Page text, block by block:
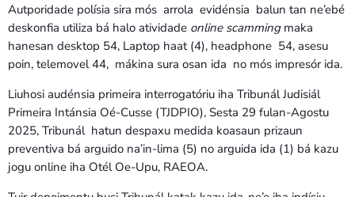
Autporidade polísia sira mós arrola evidénsia balun tan ne’ebé
deskonfia utiliza bá halo atividade online scammingmaka
hanesan desktop 54, Laptop haat (4), headphone 54, asesu
poin, telemovel 44, mákina sura osan ida no mós impresór ida.
Liuhosi audénsia primeira interrogatóriu iha Tribunál Judisiál
Primeira Intánsia Oé-Cusse (TJDPIO), Sesta 29 fulan-Agostu
2025, Tribunál hatun despaxu medida koasaun prizaun
preventiva bá arguido na’in-lima (5) no arguida ida (1) bá kazu
jogu online iha Otél Oe-Upu, RAEOA.